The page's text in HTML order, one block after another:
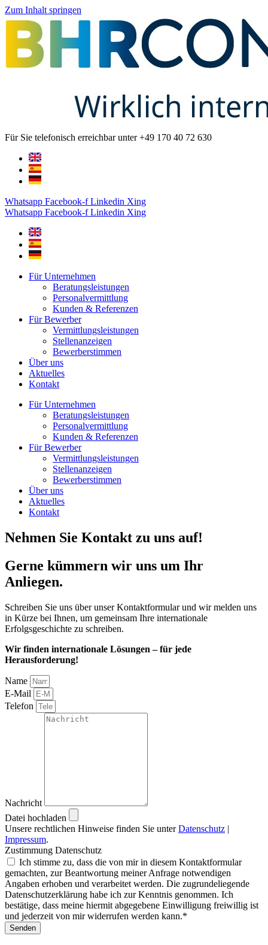
Zum Inhalt springen
Für Sie telefonisch erreichbar unter +49 170 40 72 630
Whatsapp Facebook-f Linkedin Xing
Whatsapp Facebook-f Linkedin Xing
Für Unternehmen
Beratungsleistungen
Personalvermittlung
Kunden & Referenzen
Für Bewerber
Vermittlungsleistungen
Stellenanzeigen
Bewerberstimmen
Über uns
Aktuelles
Kontakt
Für Unternehmen
Beratungsleistungen
Personalvermittlung
Kunden & Referenzen
Für Bewerber
Vermittlungsleistungen
Stellenanzeigen
Bewerberstimmen
Über uns
Aktuelles
Kontakt
Nehmen Sie Kontakt zu uns auf!
Gerne kümmern wir uns um Ihr
Anliegen.
Schreiben Sie uns über unser Kontaktformular und wir melden uns
in Kürze bei Ihnen, um gemeinsam Ihre internationale
Erfolgsgeschichte zu schreiben.
Wir finden internationale Lösungen – für jede
Herausforderung!
Name
E-Mail
Telefon
Nachricht
Datei hochladen
Unsere rechtlichen Hinweise finden Sie unterDatenschutz |
Impressum.
Zustimmung Datenschutz
Ich stimme zu, dass die von mir in diesem Kontaktformular
gemachten, zur Beantwortung meiner Anfrage notwendigen
Angaben erhoben und verarbeitet werden. Die zugrundeliegende
Datenschutzerklärung habe ich zur Kenntnis genommen. Ich
bestätige, dass meine hiermit abgegebene Einwilligung freiwillig ist
und jederzeit von mir widerrufen werden kann.*
Senden